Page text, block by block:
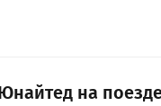
на